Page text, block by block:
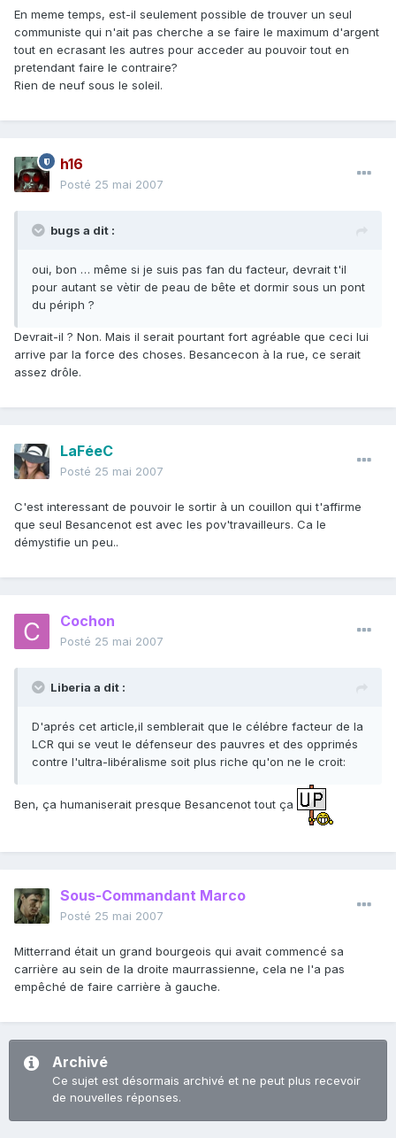
En meme temps, est-il seulement possible de trouver un seul
communiste qui n'ait pas cherche a se faire le maximum d'argent
tout en ecrasant les autres pour acceder au pouvoir tout en
pretendant faire le contraire?
Rien de neuf sous le soleil.
h16
Posté 25 mai 2007
bugs a dit :
oui, bon … même si je suis pas fan du facteur, devrait t'il
pour autant se vètir de peau de bête et dormir sous un pont
du périph ?
Devrait-il ? Non. Mais il serait pourtant fort agréable que ceci lui
arrive par la force des choses. Besancecon à la rue, ce serait
assez drôle.
LaFéeC
Posté 25 mai 2007
C'est interessant de pouvoir le sortir à un couillon qui t'affirme
que seul Besancenot est avec les pov'travailleurs. Ca le
démystifie un peu..
Cochon
Posté 25 mai 2007
Liberia a dit :
D'aprés cet article,il semblerait que le célébre facteur de la
LCR qui se veut le défenseur des pauvres et des opprimés
contre l'ultra-libéralisme soit plus riche qu'on ne le croit:
Ben, ça humaniserait presque Besancenot tout ça
Sous-Commandant Marco
Posté 25 mai 2007
Mitterrand était un grand bourgeois qui avait commencé sa
carrière au sein de la droite maurrassienne, cela ne l'a pas
empêché de faire carrière à gauche.
Archivé
Ce sujet est désormais archivé et ne peut plus recevoir
de nouvelles réponses.